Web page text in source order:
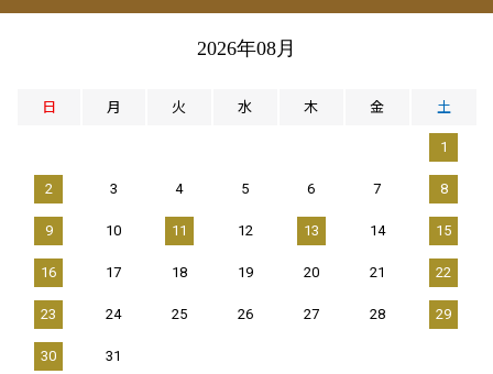
2026年08月
日 月 火 水 木 金 土
1
2 3 4 5 6 7 8
9 10 11 12 13 14 15
16 17 18 19 20 21 22
23 24 25 26 27 28 29
30 31